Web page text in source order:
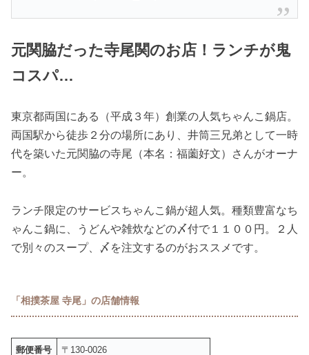
元関脇だった寺尾関のお店！ランチが鬼
コスパ…
東京都両国にある（平成３年）創業の人気ちゃんこ鍋店。
両国駅から徒歩２分の場所にあり、井筒三兄弟として一時
代を築いた元関脇の寺尾（本名：福薗好文）さんがオーナ
ー。
ランチ限定のサービスちゃんこ鍋が超人気。種類豊富なち
ゃんこ鍋に、うどんや雑炊などの〆付で１１００円。２人
で別々のスープ、〆を注文するのがおススメです。
「相撲茶屋 寺尾」の店舗情報
郵便番号
〒130-0026